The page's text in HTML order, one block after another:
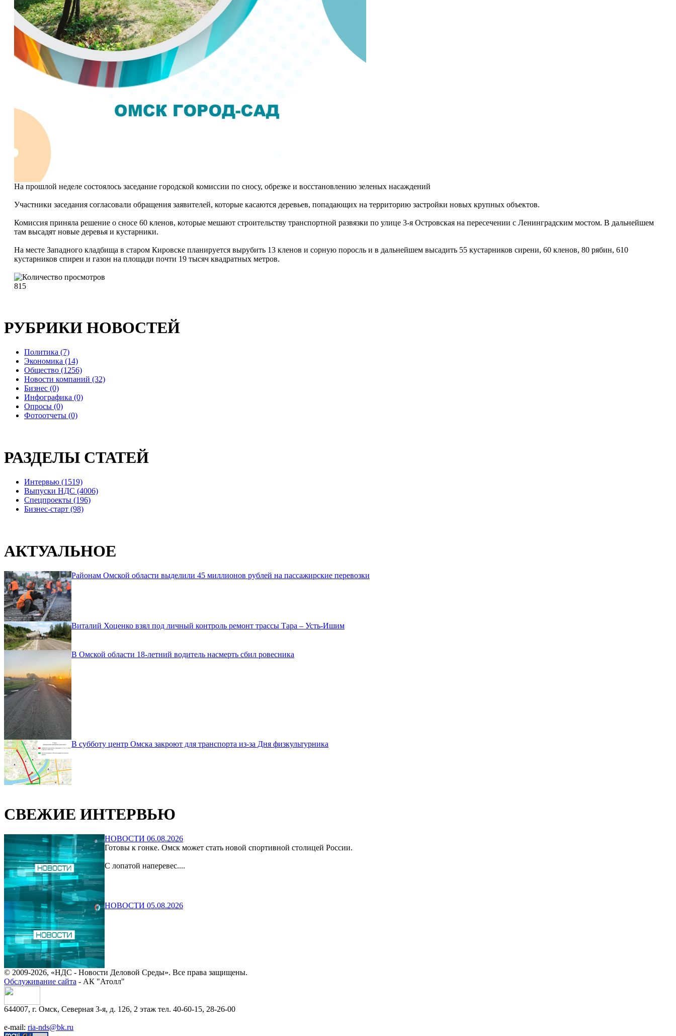
На прошлой неделе состоялось заседание городской комиссии по сносу, обрезке и восстановлению зеленых насаждений
Участники заседания согласовали обращения заявителей, которые касаются деревьев, попадающих на территорию застройки новых крупных объектов.
Комиссия приняла решение о сносе 60 кленов, которые мешают строительству транспортной развязки по улице 3-я Островская на пересечении с Ленинградским мостом. В дальнейшем
там высадят новые деревья и кустарники.
На месте Западного кладбища в старом Кировске планируется вырубить 13 кленов и сорную поросль и в дальнейшем высадить 55 кустарников сирени, 60 кленов, 80 рябин, 610
кустарников спиреи и газон на площади почти 19 тысяч квадратных метров.
815
РУБРИКИ НОВОСТЕЙ
Политика (7)
Экономика (14)
Общество (1256)
Новости компаний (32)
Бизнес (0)
Инфографика (0)
Опросы (0)
Фотоотчеты (0)
РАЗДЕЛЫ СТАТЕЙ
Интервью (1519)
Выпуски НДС (4006)
Спецпроекты (196)
Бизнес-старт (98)
АКТУАЛЬНОЕ
Районам Омской области выделили 45 миллионов рублей на пассажирские перевозки
Виталий Хоценко взял под личный контроль ремонт трассы Тара – Усть-Ишим
В Омской области 18-летний водитель насмерть сбил ровесника
В субботу центр Омска закроют для транспорта из-за Дня физкультурника
СВЕЖИЕ ИНТЕРВЬЮ
НОВОСТИ 06.08.2026
Готовы к гонке. Омск может стать новой спортивной столицей России.
С лопатой наперевес....
НОВОСТИ 05.08.2026
© 2009-2026, «НДС - Новости Деловой Среды». Все права защищены.
Обслуживание сайта - АК "Атолл"
644007, г. Омск, Северная 3-я, д. 126, 2 этаж тел. 40-60-15, 28-26-00
e-mail: ria-nds@bk.ru